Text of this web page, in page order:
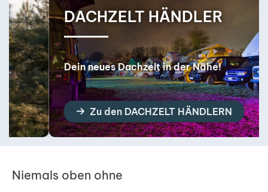
DACHZELT HÄNDLER
Dein neues Dachzelt in der Nähe!
Zu den DACHZELT HÄNDLERN
Niemals oben ohne